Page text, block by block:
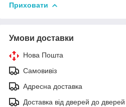
Приховати
Умови доставки
Нова Пошта
Самовивіз
Адресна доставка
Доставка від дверей до дверей